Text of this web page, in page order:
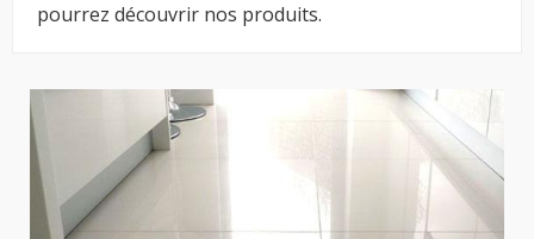
pourrez découvrir nos produits.